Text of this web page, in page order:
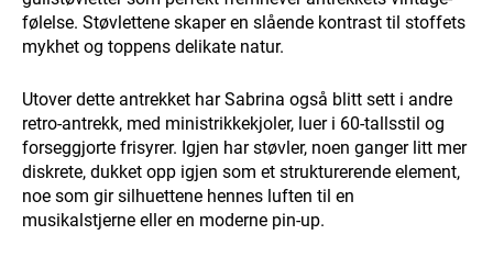
følelse. Støvlettene skaper en slående kontrast til stoffets
mykhet og toppens delikate natur.
Utover dette antrekket har Sabrina også blitt sett i andre
retro-antrekk, med ministrikkekjoler, luer i 60-tallsstil og
forseggjorte frisyrer. Igjen har støvler, noen ganger litt mer
diskrete, dukket opp igjen som et strukturerende element,
noe som gir silhuettene hennes luften til en
musikalstjerne eller en moderne pin-up.